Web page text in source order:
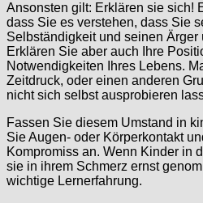
Ansonsten gilt: Erklären sie sich!
dass Sie es verstehen, dass Sie
Selbständigkeit und seinen Ärger
Erklären Sie aber auch Ihre
Notwendigkeiten Ihres Lebens.
Zeitdruck, oder einen anderen
nicht sich selbst ausprobieren
Fassen Sie diesem Umstand in
Sie Augen- oder Körperkontakt
Kompromiss an. Wenn Kinder in
sie in ihrem Schmerz ernst
wichtige Lernerfahrung.